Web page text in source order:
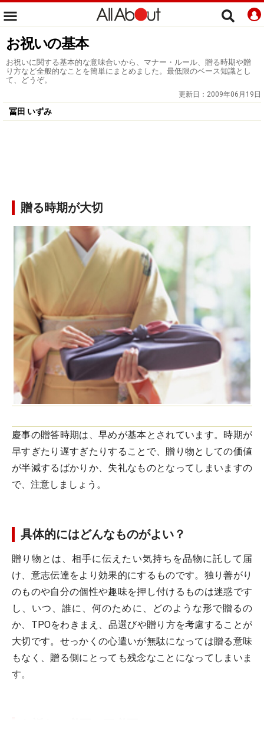
お祝いの基本
お祝いに関する基本的な意味合いから、マナー・ルール、贈る時期や贈
り方など全般的なことを簡単にまとめました。最低限のベース知識とし
て、どうぞ。
更新日： 2009年06月19日
冨田 いずみ
贈る時期が大切
慶事の贈答時期は、早めが基本とされています。時期が
早すぎたり遅すぎたりすることで、贈り物としての価値
が半減するばかりか、失礼なものとなってしまいますの
で、注意しましょう。
具体的にはどんなものがよい？
贈り物とは、相手に伝えたい気持ちを品物に託して届
け、意志伝達をより効果的にするものです。独り善がり
のものや自分の個性や趣味を押し付けるものは迷惑です
し、いつ、誰に、何のために、どのような形で贈るの
か、TPOをわきまえ、品選びや贈り方を考慮することが
大切です。せっかくの心遣いが無駄になっては贈る意味
もなく、贈る側にとっても残念なことになってしまいま
す。